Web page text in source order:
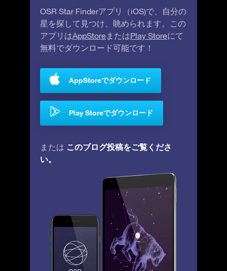
OSR Star Finderアプリ（iOS)で、自分の
星を探して見つけ、眺められます。この
アプリはAppStore またはPlay Storeにて
無料でダウンロード可能です！
AppStoreでダウンロード
Play Storeでダウンロード
または このブログ投稿をご覧くださ
い。